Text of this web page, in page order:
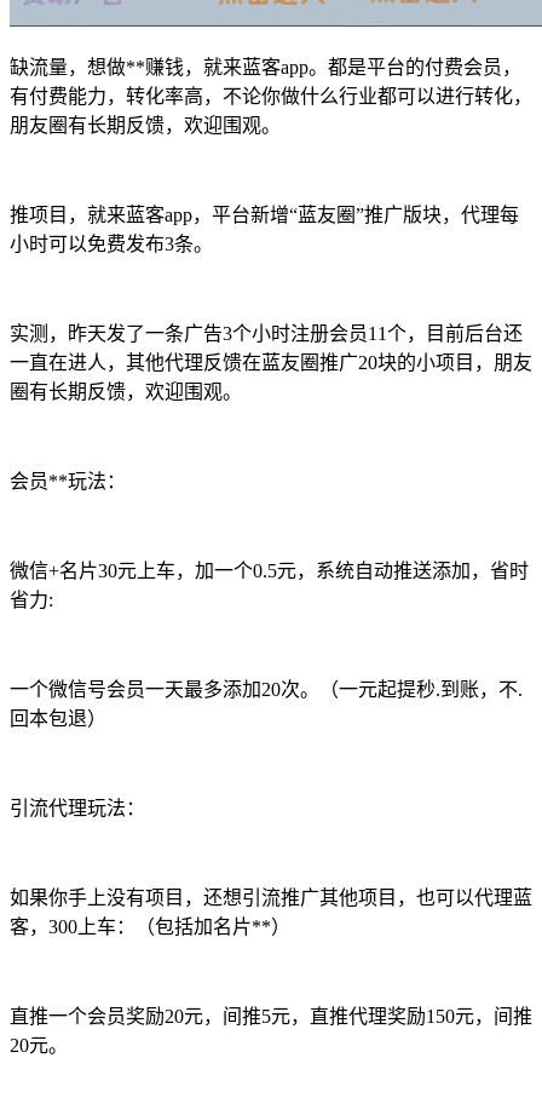
缺流量，想做**赚钱，就来蓝客app。都是平台的付费会员，
有付费能力，转化率高，不论你做什么行业都可以进行转化，
朋友圈有长期反馈，欢迎围观。
推项目，就来蓝客app，平台新增“蓝友圈”推广版块，代理每
小时可以免费发布3条。
实测，昨天发了一条广告3个小时注册会员11个，目前后台还
一直在进人，其他代理反馈在蓝友圈推广20块的小项目，朋友
圈有长期反馈，欢迎围观。
会员**玩法：
微信+名片30元上车，加一个0.5元，系统自动推送添加，省时
省力:
一个微信号会员一天最多添加20次。（一元起提秒.到账，不.
回本包退）
引流代理玩法：
如果你手上没有项目，还想引流推广其他项目，也可以代理蓝
客，300上车：（包括加名片**）
直推一个会员奖励20元，间推5元，直推代理奖励150元，间推
20元。